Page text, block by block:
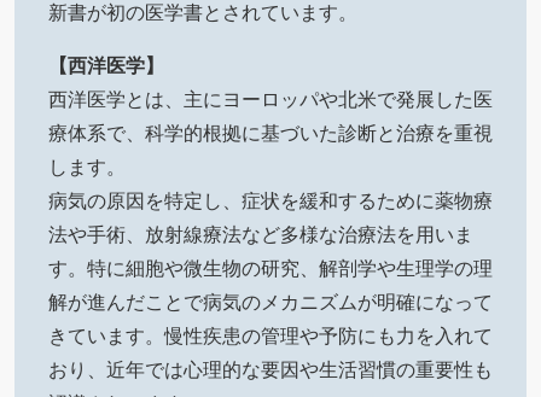
新書が初の医学書とされています。
【西洋医学】
西洋医学とは、主にヨーロッパや北米で発展した医
療体系で、科学的根拠に基づいた診断と治療を重視
します。
病気の原因を特定し、症状を緩和するために薬物療
法や手術、放射線療法など多様な治療法を用いま
す。特に細胞や微生物の研究、解剖学や生理学の理
解が進んだことで病気のメカニズムが明確になって
きています。慢性疾患の管理や予防にも力を入れて
おり、近年では心理的な要因や生活習慣の重要性も